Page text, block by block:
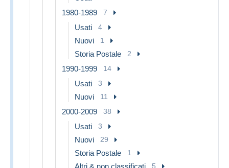
1980-1989 7
Usati 4
Nuovi 1
Storia Postale 2
1990-1999 14
Usati 3
Nuovi 11
2000-2009 38
Usati 3
Nuovi 29
Storia Postale 1
5